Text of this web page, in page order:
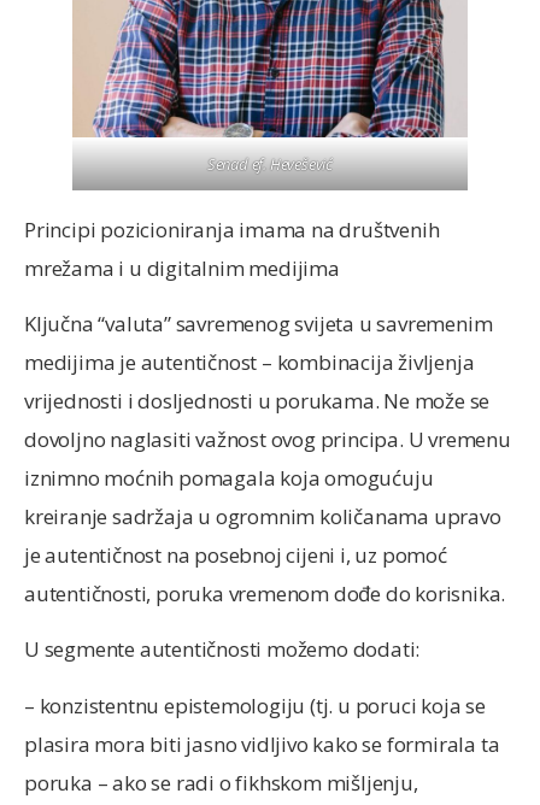
Senad ef. Hevešević
Principi pozicioniranja imama na društvenih
mrežama i u digitalnim medijima
Ključna “valuta” savremenog svijeta u savremenim
medijima je autentičnost – kombinacija življenja
vrijednosti i dosljednosti u porukama. Ne može se
dovoljno naglasiti važnost ovog principa. U vremenu
iznimno moćnih pomagala koja omogućuju
kreiranje sadržaja u ogromnim količanama upravo
je autentičnost na posebnoj cijeni i, uz pomoć
autentičnosti, poruka vremenom dođe do korisnika.
U segmente autentičnosti možemo dodati:
– konzistentnu epistemologiju (tj. u poruci koja se
plasira mora biti jasno vidljivo kako se formirala ta
poruka – ako se radi o fikhskom mišljenju,